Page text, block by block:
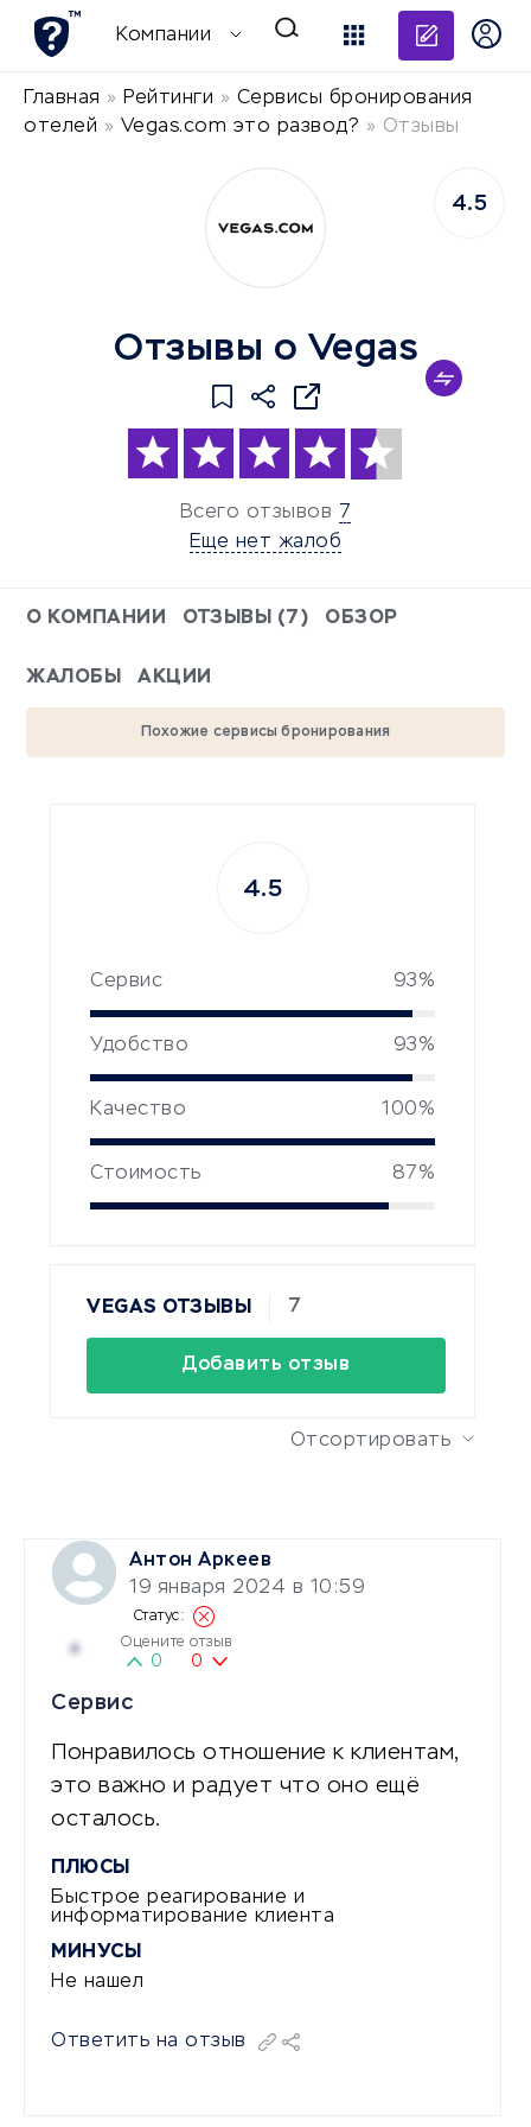
Компании
Главная » Рейтинги » Сервисы бронирования
отелей » Vegas.com это развод? » Отзывы
Отзывы о Vegas
Всего отзывов 7
Еще нет жалоб
4.5
О КОМПАНИИ ОТЗЫВЫ (7) ОБЗОР
ЖАЛОБЫ АКЦИИ
Похожие сервисы бронирования
Сервис 93%
Удобство 93%
Качество 100%
Стоимость 87%
4.5
VEGAS ОТЗЫВЫ 7
Добавить отзыв
Отсортировать
Антон Аркеев
19 января 2024 в 10:59
Оцените отзыв
0 0
Сервис
Понравилось отношение к клиентам,
это важно и радует что оно ещё
осталось.
ПЛЮСЫ
Быстрое реагирование и
информатирование клиента
МИНУСЫ
Не нашел
Ответить на отзыв